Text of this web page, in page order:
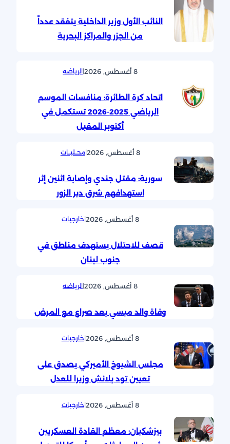
النائب الأول وزير الداخلية يتفقد عدداً
من الجزر والمراكز البحرية
8 أغسطس, 2026 |الرياضه
اتحاد كرة الطائرة: منافسات الموسم
الرياضي 2025-2026 تستكمل في
أكتوبر المقبل
8 أغسطس, 2026 |محــليــات
سورية: مقتل جندي وإصابة اثنين إثر
‏استهدافهم شرق دير الزور
8 أغسطس, 2026 |خارجيات
قصف للاحتلال يستهدف مناطق في
جنوب لبنان
8 أغسطس, 2026 |الرياضه
وفاة والد ميسي بعد صراع مع المرض
8 أغسطس, 2026 |خارجيات
مجلس الشيوخ الأميركي يصدق على
تعيين تود بلانش وزيرا للعدل
8 أغسطس, 2026 |خارجيات
بيزشكيان: معظم القادة العسكريين